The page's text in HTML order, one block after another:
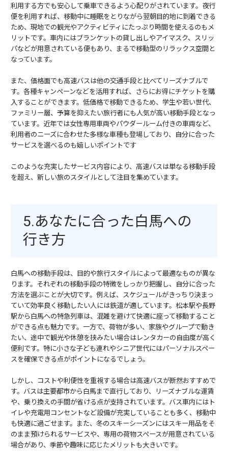
利用する方でも安心して乗車できるよう心配りがされています。夜行
便を利用すれば、移動中に睡眠をとりながら翌朝目的地に到着できる
ため、現地での観光やアクティビティにたっぷり時間を使えるのもメ
リットです。車内にはブランケットの貸し出しやアイマスク、スリッ
パなどが用意されている便もあり、まるで移動型のリラックス空間と
なっています。
また、価格面でも高速バスは他の交通手段と比べてリーズナブルで
す。各種キャンペーンなどを活用すれば、さらにお得にチケットを購
入することができます。低価格で移動できるため、学生や若い世代、
ファミリー層、予算を抑えたい旅行者にも人気が高い移動手段となっ
ています。近年では女性専用車両やパウダールーム付きの車両など、
利用者のニーズに合わせた多様な車種も登場しており、自分に合った
サービスを選べるのも嬉しいポイントです
このような充実したサービス内容により、高速バスは単なる移動手段
を超え、新しい旅のスタイルとして注目を集めています。
5.あなたに合った白馬への
行き方
白馬への移動手段は、目的や旅行スタイルによって最適なものが異な
ります。それぞれの移動手段の特徴をしっかり把握し、自分に合った
方法を選ぶことが大切です。例えば、スケジュールがきっちり決まっ
ていて効率良く移動したい人には鉄道が適しています。松本駅や長野
駅から白馬への特急列車は、混雑を避けて快適に座って移動すること
ができる点も魅力です。一方で、荷物が多い、家族やグループで動き
たい、途中で観光や休憩を挟みたい場合はレンタカーの自由度が高く
便利です。特に小さな子ども連れやシニア世代にはパーソナルスペー
スを確保できる点がポイントになるでしょう。
しかし、コストや利便性を重視する場合は高速バスが断然おすすめで
す。バスは主要都市から白馬まで直行しており、リーズナブルな運賃
や、乗り換えの手間が省ける点が支持されています。バス車内にはト
イレや充電用コンセントなど設備が充実していることも多く、移動中
も快適に過ごせます。また、冬のスキーシーズンにはスキー用品をそ
のまま預けられるサービスや、専用の荷物スペースが用意されている
場合があり、季節や趣味に応じたメリットも大きいです。